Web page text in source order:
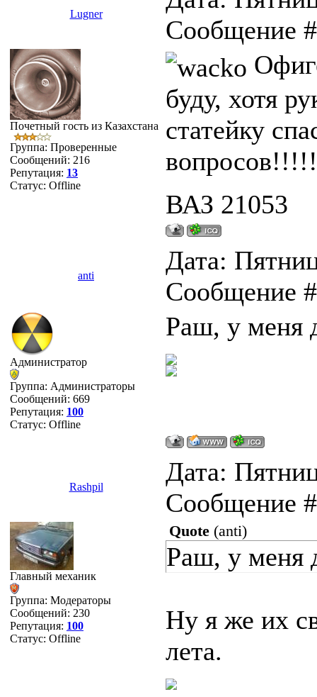
Lugner
Сообщение
Почетный гость из Казахстана
Группа: Проверенные
Сообщений: 216
Репутация: 13
Статус: Offline
буду, хотя
статейку
ВАЗ 21053
anti
Дата:
Сообщение
Администратор
Группа: Администраторы
Сообщений: 669
Репутация: 100
Статус: Offline
Раш, у меня
Rashpil
Дата:
Сообщение
Главный механик
Группа: Модераторы
Сообщений: 230
Репутация: 100
Статус: Offline
Quote (anti)
Раш, у меня
Ну я же их
лета.